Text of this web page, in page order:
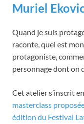
Muriel
Quand je suis
raconte, quel est
protagoniste,
personnage dont on
Cet atelier s’inscrit
masterclass
édition du Festival